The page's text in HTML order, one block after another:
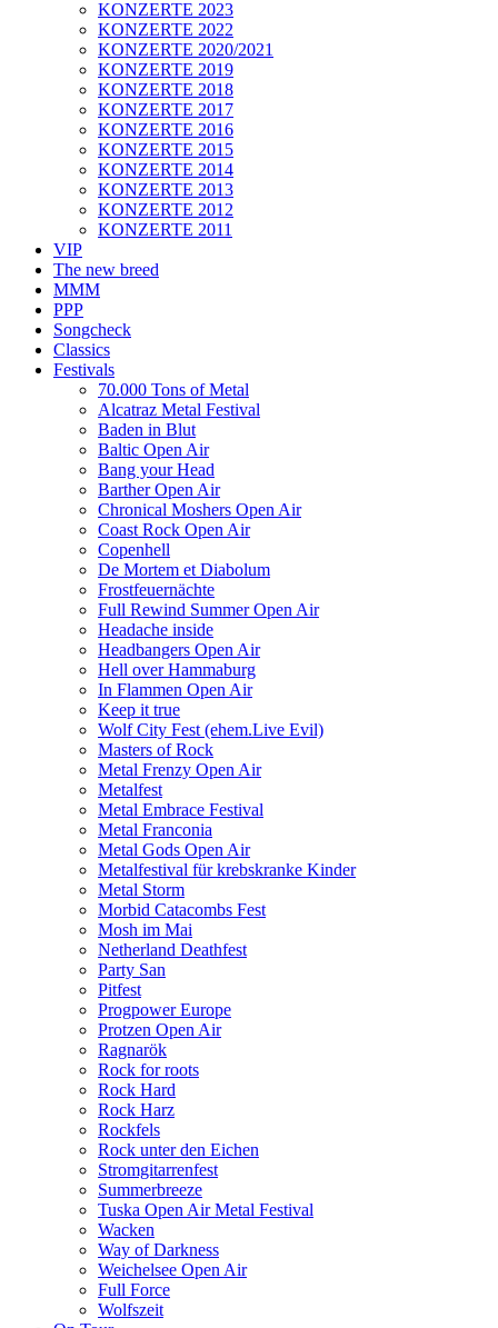
KONZERTE 2023
KONZERTE 2022
KONZERTE 2020/2021
KONZERTE 2019
KONZERTE 2018
KONZERTE 2017
KONZERTE 2016
KONZERTE 2015
KONZERTE 2014
KONZERTE 2013
KONZERTE 2012
KONZERTE 2011
VIP
The new breed
MMM
PPP
Songcheck
Classics
Festivals
70.000 Tons of Metal
Alcatraz Metal Festival
Baden in Blut
Baltic Open Air
Bang your Head
Barther Open Air
Chronical Moshers Open Air
Coast Rock Open Air
Copenhell
De Mortem et Diabolum
Frostfeuernächte
Full Rewind Summer Open Air
Headache inside
Headbangers Open Air
Hell over Hammaburg
In Flammen Open Air
Keep it true
Wolf City Fest (ehem.Live Evil)
Masters of Rock
Metal Frenzy Open Air
Metalfest
Metal Embrace Festival
Metal Franconia
Metal Gods Open Air
Metalfestival für krebskranke Kinder
Metal Storm
Morbid Catacombs Fest
Mosh im Mai
Netherland Deathfest
Party San
Pitfest
Progpower Europe
Protzen Open Air
Ragnarök
Rock for roots
Rock Hard
Rock Harz
Rockfels
Rock unter den Eichen
Stromgitarrenfest
Summerbreeze
Tuska Open Air Metal Festival
Wacken
Way of Darkness
Weichelsee Open Air
Full Force
Wolfszeit